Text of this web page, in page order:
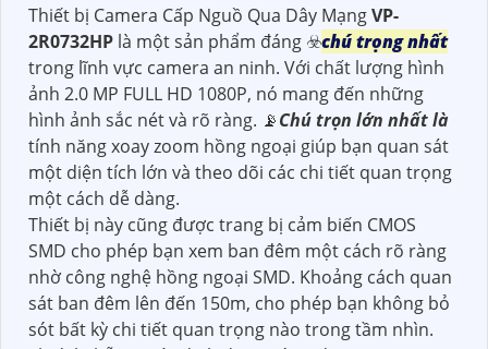
Thiết bị Camera Cấp Nguồ Qua Dây MạngVP-
2R0732HP là một sản phẩm đáng ☣️chú trọng nhất
trong lĩnh vực camera an ninh. Với chất lượng hình
ảnh 2.0 MP FULL HD 1080P, nó mang đến những
hình ảnh sắc nét và rõ ràng. 📡Chú trọn lớn nhất là
tính năng xoay zoom hồng ngoại giúp bạn quan sát
một diện tích lớn và theo dõi các chi tiết quan trọng
một cách dễ dàng.
Thiết bị này cũng được trang bị cảm biến CMOS
SMD cho phép bạn xem ban đêm một cách rõ ràng
nhờ công nghệ hồng ngoại SMD. Khoảng cách quan
sát ban đêm lên đến 150m, cho phép bạn không bỏ
sót bất kỳ chi tiết quan trọng nào trong tầm nhìn.